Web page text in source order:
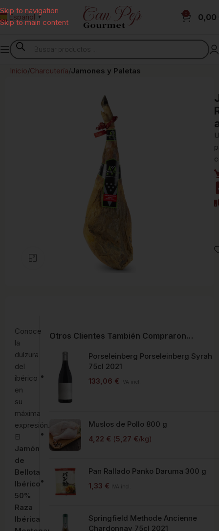
Skip to navigation
Skip to main content
Español ▼
0 0,00
Inicio Charcutería Jamones y Paletas
Clic para ampliar
Conoce
la
dulzura
del
ibérico
en
su
máxima
expresión.
El
Jamón
de
Bellota
Ibérico
50%
Raza
Ibérica
Otros Clientes También Compraron…
Porseleinberg Porseleinberg Syrah
75cl 2021
133,06 € IVA incl.
Muslos de Pollo 800 g
4,22 € (5,27 €/kg)
Pan Rallado Panko Daruma 300 g
1,33 € IVA incl.
Springfield Methode Ancienne
Chardonnay 75cl 2021